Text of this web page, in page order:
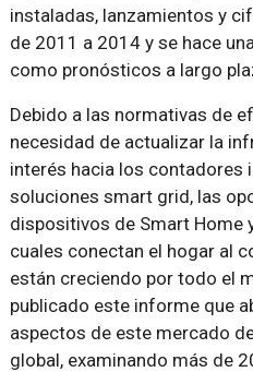
instaladas, lanzamientos y
de 2011 a 2014 y se hace
como pronósticos a largo
Debido a las normativas de
necesidad de actualizar la
interés hacia los contadores
soluciones smart grid, las
dispositivos de Smart Home
cuales conectan el hogar al
están creciendo por todo el
publicado este informe que
aspectos de este mercado
global, examinando más de